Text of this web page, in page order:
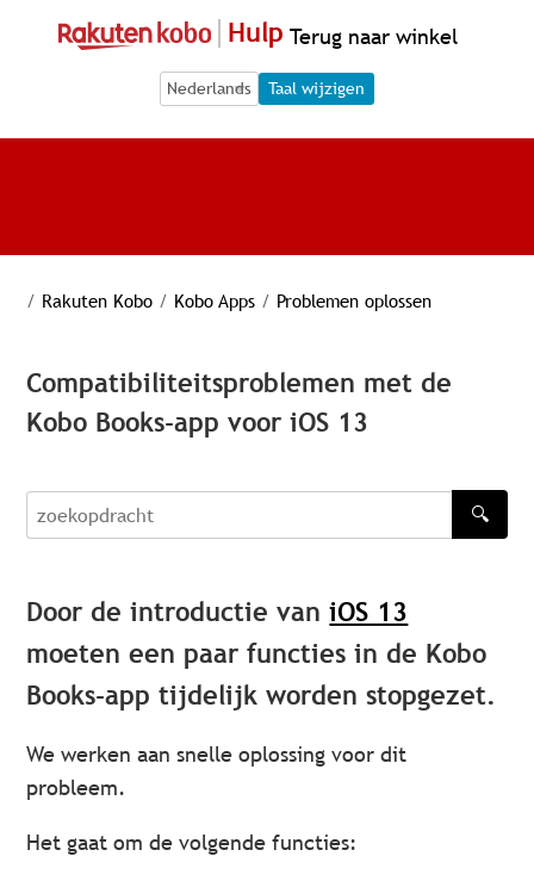
Hulp Terug naar winkel
Language Selection
Language Selection
Taal wijzigen
/ Rakuten Kobo / Kobo Apps / Problemen oplossen
Compatibiliteitsproblemen met de
Kobo Books-app voor iOS 13
zoekopdracht
🔍
Door de introductie vaniOS 13
moeten een paar functies in de Kobo
Books-app tijdelijk worden stopgezet.
We werken aan snelle oplossing voor dit
probleem.
Het gaat om de volgende functies: